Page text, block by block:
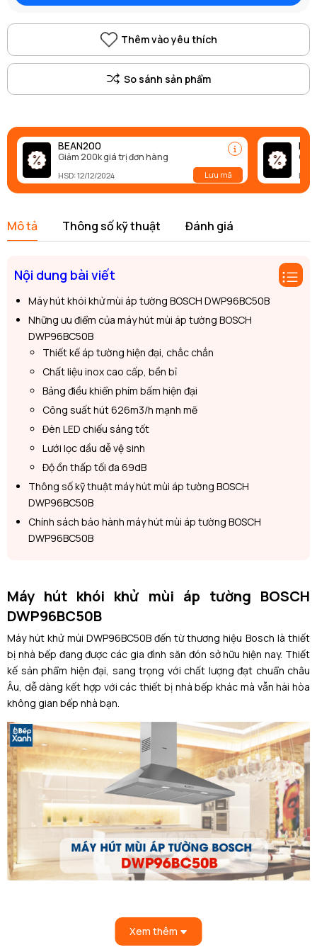
Thêm vào yêu thích
BEAN200
Giảm 200k giá trị đơn hàng
HSD: 12/12/2024 Lưu mã
Mô tả Thông số kỹ thuật Đánh giá
Nội dung bài viết
Máy hút khói khử mùi áp tường BOSCH DWP96BC50B
Những ưu điểm của máy hút mùi áp tường BOSCH
DWP96BC50B
Thiết kế áp tường hiện đại, chắc chắn
Chất liệu inox cao cấp, bền bỉ
Bảng điều khiển phím bấm hiện đại
Công suất hút 626m3/h mạnh mẽ
Đèn LED chiếu sáng tốt
Lưới lọc dầu dễ vệ sinh
Độ ồn thấp tối đa 69dB
Thông số kỹ thuật máy hút mùi áp tường BOSCH
DWP96BC50B
Chính sách bảo hành máy hút mùi áp tường BOSCH
DWP96BC50B
Máy hút khói khử mùi áp tường BOSCH
DWP96BC50B
Máy hút khử mùi DWP96BC50Bđến từ thương hiệu Bosch là thiết
bị nhà bếp đang được các gia đình săn đón sở hữu hiện nay. Thiết
kế sản phẩm hiện đại, sang trọng với chất lượng đạt chuẩn châu
Âu, dễ dàng kết hợp với các thiết bị nhà bếp khác mà vẫn hài hòa
không gian bếp nhà bạn.
BOSCH DWP96BC50B
Thiết kế áp tường hiện đại, chắc chắn
Xem thêm